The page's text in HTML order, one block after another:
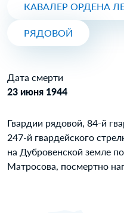
КАВАЛЕР ОРДЕНА
РЯДОВОЙ
Дата смерти
23 июня 1944
Гвардии рядовой, 84-й
247-й гвардейского
на Дубровенской земле
Матросова, посмертно